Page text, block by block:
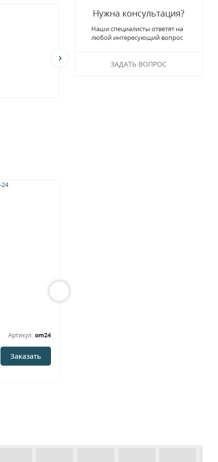
Артикул: om24
Заказать
Нужна консультация?
Наши специалисты ответят на
любой интересующий вопрос
ЗАДАТЬ ВОПРОС